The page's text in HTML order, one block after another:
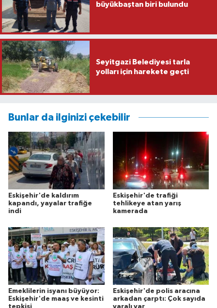
büyükbaştan biri bulundu
Seyitgazi Belediyesi tarla
yolları için harekete geçti
Bunlar da ilginizi çekebilir
Eskişehir'de kaldırım
kapandı, yayalar trafiğe
indi
Eskişehir'de trafiği
tehlikeye atan yarış
kamerada
Emeklilerin isyanı büyüyor:
Eskişehir'de maaş ve kesinti
tepkisi
Eskişehir'de polis aracına
arkadan çarptı: Çok sayıda
yaralı var